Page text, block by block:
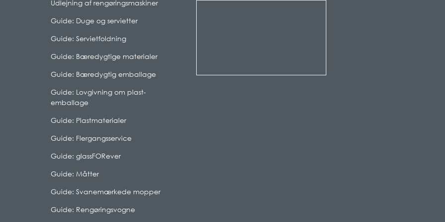
Udlejning af rengøringsmaskiner
Guide: Duge og servietter
Guide: Servietfoldning
Guide: Bæredygtige materialer
Guide: Bæredygtig emballage
Guide: Lovgivning om plast-
emballage
Guide: Plastmaterialer
Guide: Flergangsservice
Guide: glassFORever
Guide: Måtter
Guide: Svanemærkede mopper
Guide: Rengøringsvogne